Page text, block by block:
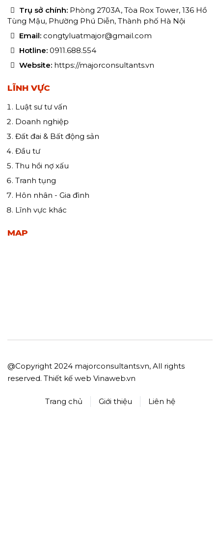
Trụ sở chính: Phòng 2703A, Tòa Rox Tower, 136 Hồ
Tùng Mậu, Phường Phú Diễn, Thành phố Hà Nội
Email: congtyluatmajor@gmail.com
Hotline: 0911.688.554
Website: https://majorconsultants.vn
LĨNH VỰC
Luật sư tư vấn
Doanh nghiệp
Đất đai & Bất động sản
Đầu tư
Thu hồi nợ xấu
Tranh tụng
Hôn nhân - Gia đình
Lĩnh vực khác
MAP
@Copyright 2024 majorconsultants.vn, All rights
reserved. Thiết kế web Vinaweb.vn
Trang chủ Giới thiệu Liên hệ